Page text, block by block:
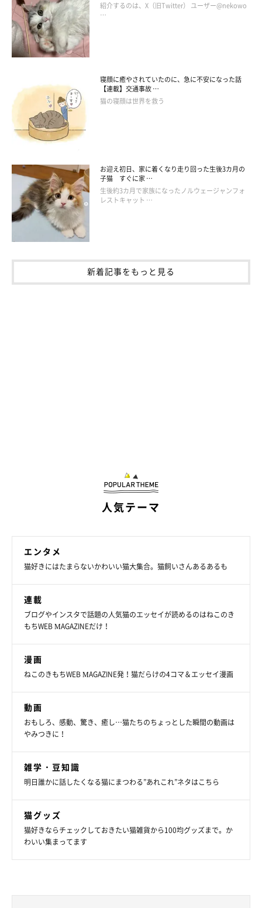
紹介するのは、X（旧Twitter） ユーザー@nekowo
…
寝顔に癒やされていたのに、急に不安になった話
【連載】交通事故 …
猫の寝顔は世界を救う
お迎え初日、家に着くなり走り回った生後3カ月の
子猫 すぐに家 …
生後約3カ月で家族になったノルウェージャンフォ
レストキャット …
新着記事をもっと見る
人気テーマ
エンタメ
猫好きにはたまらないかわいい猫大集合。猫飼いさんあるあるも
連載
ブログやインスタで話題の人気猫のエッセイが読めるのはねこのき
もちWEB MAGAZINEだけ！
漫画
ねこのきもちWEB MAGAZINE発！猫だらけの4コマ＆エッセイ漫画
動画
おもしろ、感動、驚き、癒し…猫たちのちょっとした瞬間の動画は
やみつきに！
雑学・豆知識
明日誰かに話したくなる猫にまつわる”あれこれ”ネタはこちら
猫グッズ
猫好きならチェックしておきたい猫雑貨から100均グッズまで。か
わいい集まってます